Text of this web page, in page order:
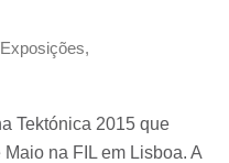
,
Tektónica 2015 que
na FIL em Lisboa. A